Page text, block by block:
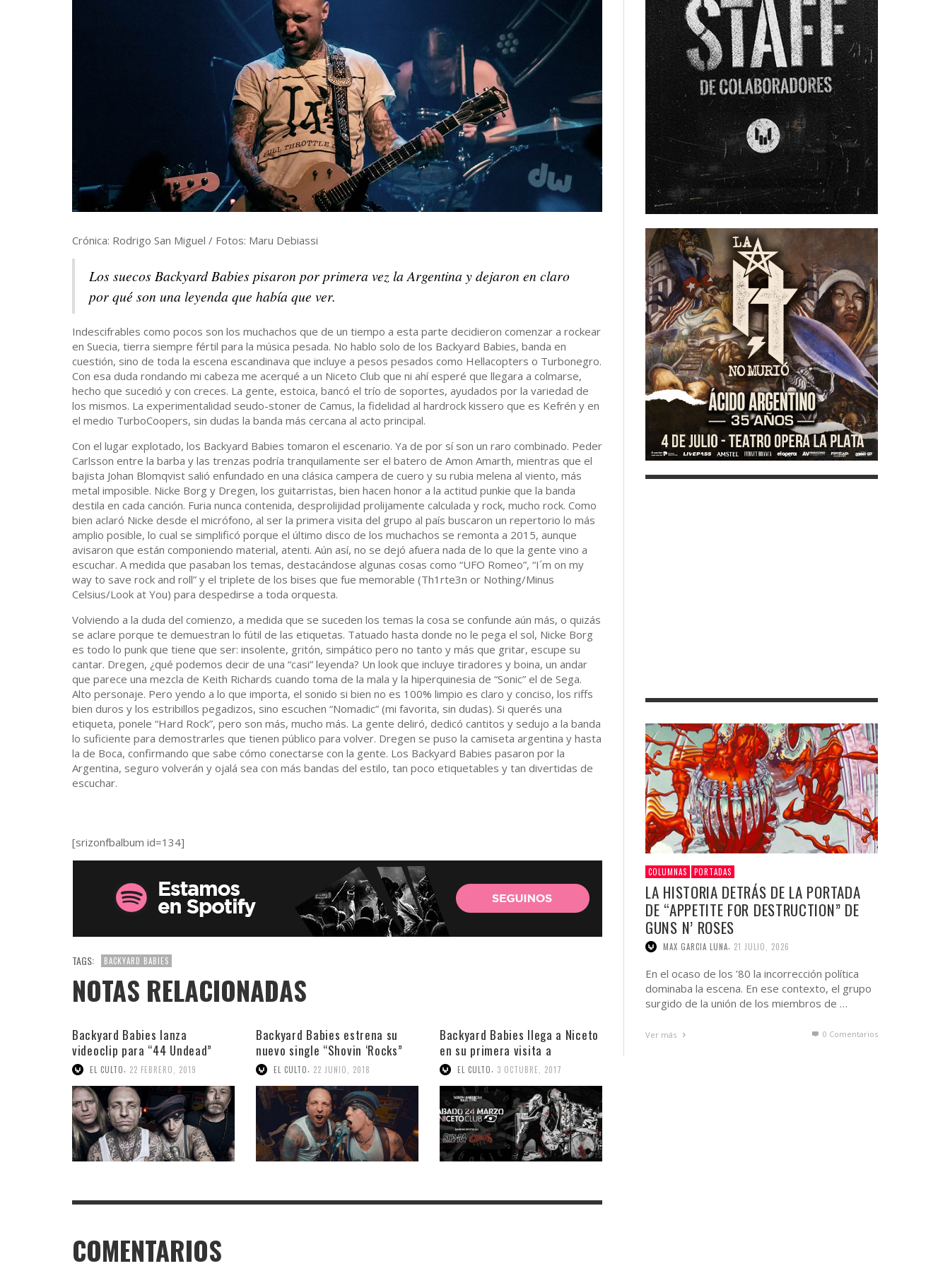
Crónica: Rodrigo San Miguel / Fotos: Maru Debiassi
Los suecos Backyard Babies pisaron por primera vez la Argentina y dejaron en claro
por qué son una leyenda que había que ver.
Indescifrables como pocos son los muchachos que de un tiempo a esta parte decidieron comenzar a rockear
en Suecia, tierra siempre fértil para la música pesada. No hablo solo de los Backyard Babies, banda en
cuestión, sino de toda la escena escandinava que incluye a pesos pesados como Hellacopters o Turbonegro.
Con esa duda rondando mi cabeza me acerqué a un Niceto Club que ni ahí esperé que llegara a colmarse,
hecho que sucedió y con creces. La gente, estoica, bancó el trío de soportes, ayudados por la variedad de
los mismos. La experimentalidad seudo-stoner de Camus, la fidelidad al hardrock kissero que es Kefrén y en
el medio TurboCoopers, sin dudas la banda más cercana al acto principal.
Con el lugar explotado, los Backyard Babies tomaron el escenario. Ya de por sí son un raro combinado. Peder
Carlsson entre la barba y las trenzas podría tranquilamente ser el batero de Amon Amarth, mientras que el
bajista Johan Blomqvist salió enfundado en una clásica campera de cuero y su rubia melena al viento, más
metal imposible. Nicke Borg y Dregen, los guitarristas, bien hacen honor a la actitud punkie que la banda
destila en cada canción. Furia nunca contenida, desprolijidad prolijamente calculada y rock, mucho rock. Como
bien aclaró Nicke desde el micrófono, al ser la primera visita del grupo al país buscaron un repertorio lo más
amplio posible, lo cual se simplificó porque el último disco de los muchachos se remonta a 2015, aunque
avisaron que están componiendo material, atenti. Aún así, no se dejó afuera nada de lo que la gente vino a
escuchar. A medida que pasaban los temas, destacándose algunas cosas como “UFO Romeo”, “I´m on my
way to save rock and roll” y el triplete de los bises que fue memorable (Th1rte3n or Nothing/Minus
Celsius/Look at You) para despedirse a toda orquesta.
Volviendo a la duda del comienzo, a medida que se suceden los temas la cosa se confunde aún más, o quizás
se aclare porque te demuestran lo fútil de las etiquetas. Tatuado hasta donde no le pega el sol, Nicke Borg
es todo lo punk que tiene que ser: insolente, gritón, simpático pero no tanto y más que gritar, escupe su
cantar. Dregen, ¿qué podemos decir de una “casi” leyenda? Un look que incluye tiradores y boina, un andar
que parece una mezcla de Keith Richards cuando toma de la mala y la hiperquinesia de “Sonic” el de Sega.
Alto personaje. Pero yendo a lo que importa, el sonido si bien no es 100% limpio es claro y conciso, los riffs
bien duros y los estribillos pegadizos, sino escuchen “Nomadic” (mi favorita, sin dudas). Si querés una
etiqueta, ponele “Hard Rock”, pero son más, mucho más. La gente deliró, dedicó cantitos y sedujo a la banda
lo suficiente para demostrarles que tienen público para volver. Dregen se puso la camiseta argentina y hasta
la de Boca, confirmando que sabe cómo conectarse con la gente. Los Backyard Babies pasaron por la
Argentina, seguro volverán y ojalá sea con más bandas del estilo, tan poco etiquetables y tan divertidas de
escuchar.
[srizonfbalbum id=134]
TAGS: BACKYARD BABIES
NOTAS RELACIONADAS
Backyard Babies lanza
videoclip para “44 Undead”
EL CULTO 22 FEBRERO, 2019
Backyard Babies estrena su
nuevo single “Shovin ‘Rocks”
EL CULTO 22 JUNIO, 2018
Backyard Babies llega a Niceto
en su primera visita a
Sudamérica
EL CULTO 3 OCTUBRE, 2017
COMENTARIOS
COLUMNAS PORTADAS
LA HISTORIA DETRÁS DE LA PORTADA
DE “APPETITE FOR DESTRUCTION” DE
GUNS N’ ROSES
MAX GARCIA LUNA, 21 JULIO, 2026
En el ocaso de los ’80 la incorrección política
dominaba la escena. En ese contexto, el grupo
surgido de la unión de los miembros de …
Ver más 0 Comentarios